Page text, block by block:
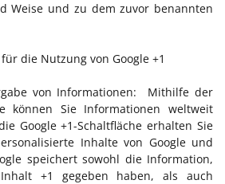
Weise und zu dem zuvor benannten
die Nutzung von Google +1
von Informationen: Mithilfe der
können Sie Informationen weltweit
Google +1-Schaltfläche erhalten Sie
Inhalte von Google und
speichert sowohl die Information,
+1 gegeben haben, als auch